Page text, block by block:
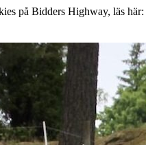
på Bidders Highway, läs här: